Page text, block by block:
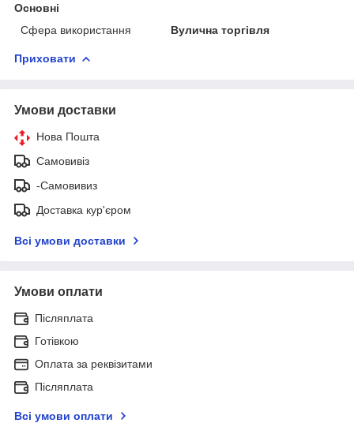
Основні
Сфера використання
Вулична торгівля
Приховати
Умови доставки
Нова Пошта
Самовивіз
-Самовивиз
Доставка кур'єром
Всі умови доставки
Умови оплати
Післяплата
Готівкою
Оплата за реквізитами
Післяплата
Всі умови оплати